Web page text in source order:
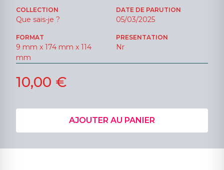
COLLECTION
Que sais-je ?
DATE DE PARUTION
05/03/2025
FORMAT
9 mm x 174 mm x 114
mm
PRESENTATION
Nr
10,00 €
AJOUTER AU PANIER